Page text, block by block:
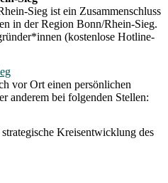
Sieg ist ein Zusammenschluss
in der Region Bonn/Rhein-Sieg.
(kostenlose Hotline-
vor Ort einen persönlichen
anderem bei folgenden Stellen:
Kreisentwicklung des